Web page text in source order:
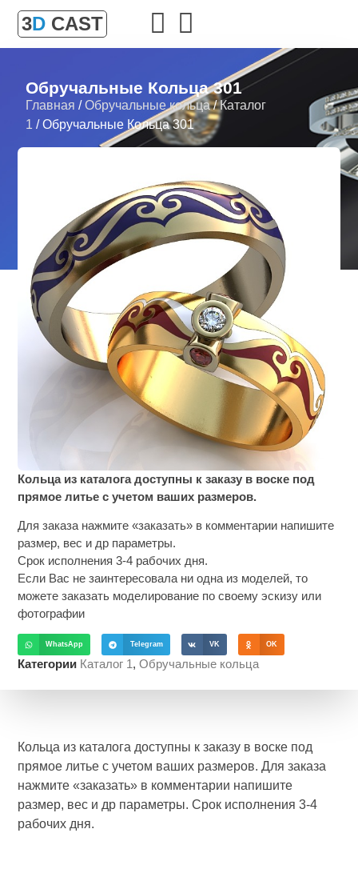
3D CAST
Обручальные Кольца 301
Главная /Обручальные кольца/Каталог
1 / Обручальные Кольца 301
Кольца из каталога доступны к заказу в воске под
прямое литье с учетом ваших размеров.
Для заказа нажмите «заказать» в комментарии напишите
размер, вес и др параметры.
Срок исполнения 3-4 рабочих дня.
Если Вас не заинтересовала ни одна из моделей, то
можете заказать моделирование по своему эскизу или
фотографии
WhatsApp Telegram VK OK
Категории Каталог 1,Обручальные кольца
Кольца из каталога доступны к заказу в воске под
прямое литье с учетом ваших размеров. Для заказа
нажмите «заказать» в комментарии напишите
размер, вес и др параметры. Срок исполнения 3-4
рабочих дня.